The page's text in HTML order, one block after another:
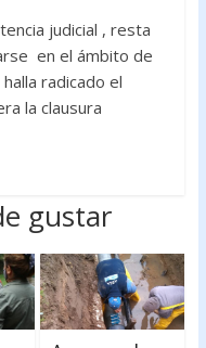
judicial , resta
en el ámbito de
radicado el
la clausura
gustar